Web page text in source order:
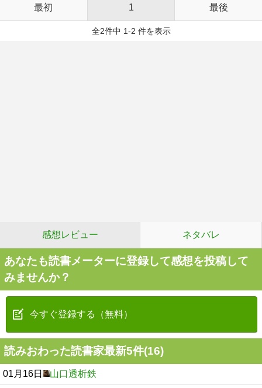
最初 1 最後
全2件中 1-2 件を表示
感想レビュー ネタバレ
あなたも読書メーターに登録して感想を投稿して
みませんか？
今すぐ登録する（無料）
読みおわった読書家最新5件(16)
01月16日 山口透析鉄